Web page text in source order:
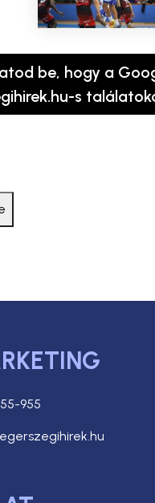
be, hogy a
s
955